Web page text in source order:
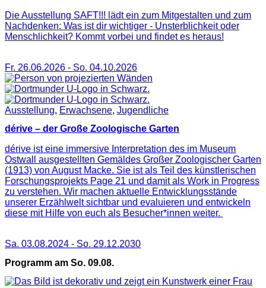
Die Ausstellung SAFT!!! lädt ein zum Mitgestalten und zum
Nachdenken: Was ist dir wichtiger - Unsterblichkeit oder
Menschlichkeit? Kommt vorbei und findet es heraus!
Fr. 26.06.2026 - So. 04.10.2026
Ausstellung, Erwachsene, Jugendliche
dérive – der Große Zoologische Garten
dérive ist eine immersive Interpretation des im Museum
Ostwall ausgestellten Gemäldes Großer Zoologischer Garten
(1913) von August Macke. Sie ist als Teil des künstlerischen
Forschungsprojekts Page 21 und damit als Work in Progress
zu verstehen. Wir machen aktuelle Entwicklungsstände
unserer Erzählwelt sichtbar und evaluieren und entwickeln
diese mit Hilfe von euch als Besucher*innen weiter.
Sa. 03.08.2024 - So. 29.12.2030
Programm am So. 09.08.